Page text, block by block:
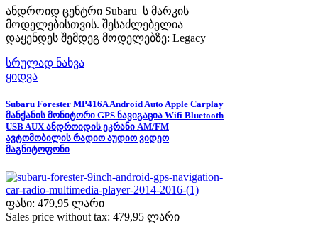
ანდროიდ ცენტრი Subaru_ს მარკის
მოდელებისთვის. შესაძლებელია
დაყენდეს შემდეგ მოდელებზე: Legacy
სრულად ნახვა
ყიდვა
Subaru Forester MP416A Android Auto Apple Carplay
მანქანის მონიტორი GPS ნავიგაცია Wifi Bluetooth
USB AUX ანდროიდის ეკრანი AM/FM
ავტომობილის რადიო აუდიო ვიდეო
მაგნიტოფონი
ფასი: 479,95 ლარი
Sales price without tax: 479,95 ლარი